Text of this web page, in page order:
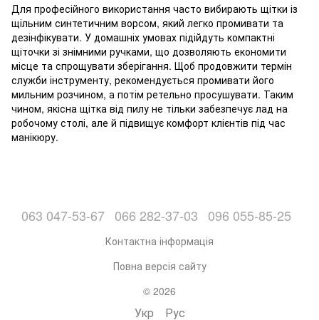
Для професійного використання часто вибирають щітки із
щільним синтетичним ворсом, який легко промивати та
дезінфікувати. У домашніх умовах підійдуть компактні
щіточки зі знімними ручками, що дозволяють економити
місце та спрощувати зберігання. Щоб продовжити термін
служби інструменту, рекомендується промивати його
мильним розчином, а потім ретельно просушувати. Таким
чином, якісна щітка від пилу не тільки забезпечує лад на
робочому столі, але й підвищує комфорт клієнтів під час
манікюру.
063 047-53-67 066 282-37-03 096 055-85-25
Контактна інформація
Повна версія сайту
© 2026
Укр Рус